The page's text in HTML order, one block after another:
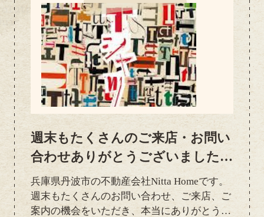
週末もたくさんのご来店・お問い
合わせありがとうございました｜
本格的な夏も元気に営業中
兵庫県丹波市の不動産会社Nitta Homeです。
週末もたくさんのお問い合わせ、ご来店、ご
案内の機会をいただき、本当にありがとうご